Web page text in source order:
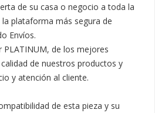
de su casa o negocio a toda la
plataforma más segura de
Envíos.
de los mejores
de nuestros productos y
y atención al cliente.
de esta pieza y su